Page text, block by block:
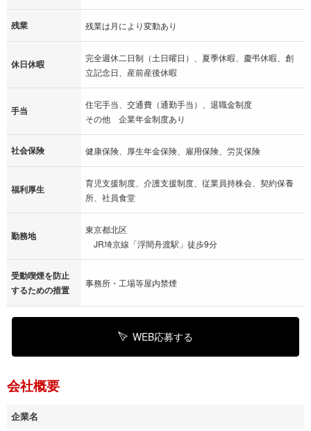
残業 残業は月により変動あり
休日休暇
完全週休二日制（土日曜日）、夏季休暇、慶弔休暇、創
立記念日、産前産後休暇
手当
住宅手当、交通費（通勤手当）、退職金制度
その他 企業年金制度あり
社会保険 健康保険、厚生年金保険、雇用保険、労災保険
福利厚生
育児支援制度、介護支援制度、従業員持株会、契約保養
所、社員食堂
勤務地
東京都北区
JR埼京線「浮間舟渡駅」徒歩9分
受動喫煙を防止
するための措置
事務所・工場等屋内禁煙
WEB応募する
会社概要
企業名